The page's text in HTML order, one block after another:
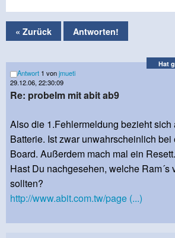
« Zurück Antworten!
Hat
Antwort 1 vonjmueti
29.12.06, 22:30:09
Re: probelm mit abit ab9
Also die 1.Fehlermeldung bezieht sich
Batterie. Ist zwar unwahrscheinlich bei
Board. Außerdem mach mal ein Resett.
Hast Du nachgesehen, welche Ram´s
sollten?
http://www.abit.com.tw/page (...)